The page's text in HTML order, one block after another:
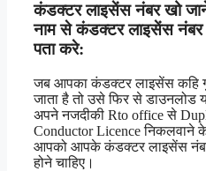
कंडक्टर लाइसेंस नंबर खो
नाम से कंडक्टर लाइसेंस
पता करे:
जब आपका कंडक्टर लाइसेंस कहि
जाता है तो उसे फिर से डाउनलोड
अपने नजदीकी Rto office से
Conductor Licence निकलवाने
आपको आपके कंडक्टर लाइसेंस
होने चाहिए।